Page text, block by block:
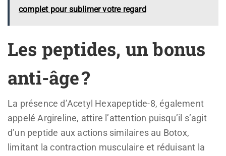
complet pour sublimer votre regard
Les peptides, un bonus
anti-âge ?
La présence d’Acetyl Hexapeptide-8, également
appelé Argireline, attire l’attention puisqu’il s’agit
d’un peptide aux actions similaires au Botox,
limitant la contraction musculaire et réduisant la